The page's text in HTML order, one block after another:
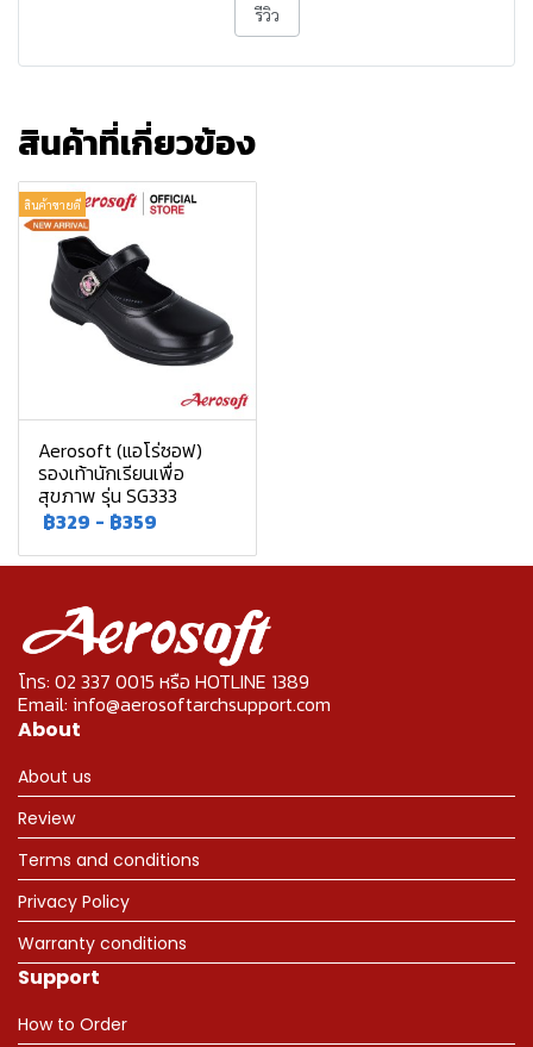
รีวิว
สินค้าที่เกี่ยวข้อง
สินค้าขายดี
Aerosoft (แอโร่ซอฟ)
รองเท้านักเรียนเพื่อ
สุขภาพ รุ่น SG333
฿329 - ฿359
โทร: 02 337 0015 หรือ HOTLINE 1389
Email: info@aerosoftarchsupport.com
About
About us
Review
Terms and conditions
Privacy Policy
Warranty conditions
Support
How to Order